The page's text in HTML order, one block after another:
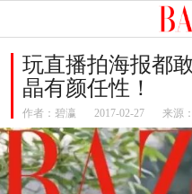
玩直播拍海报都
晶有颜任性！
作者： 碧瀛 2017-02-27 来源